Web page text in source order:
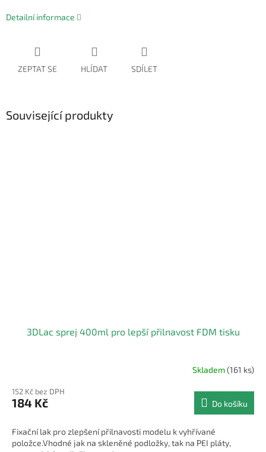
Detailní informace
ZEPTAT SE HLÍDAT SDÍLET
Související produkty
3DLac sprej 400ml pro lepší přilnavost FDM tisku
produktu
je
z
Skladem(161 ks)
152 Kč bez DPH
184 Kč Do košíku
Fixační lak pro zlepšení přilnavosti modelu k vyhřívané
položce.Vhodné jak na skleněné podložky, tak na PEI pláty,